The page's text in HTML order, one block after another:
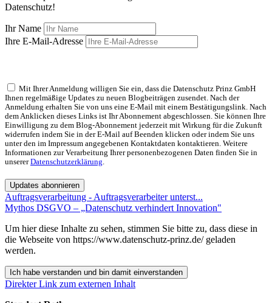
Datenschutz!
Ihr Name
Ihre E-Mail-Adresse
Mit Ihrer Anmeldung willigen Sie ein, dass die Datenschutz Prinz GmbH
Ihnen regelmäßige Updates zu neuen Blogbeiträgen zusendet. Nach der
Anmeldung erhalten Sie von uns eine E-Mail mit einem Bestätigungslink. Nach
dem Anklicken dieses Links ist Ihr Abonnement abgeschlossen. Sie können Ihre
Einwilligung zu dem Blog-Abonnement jederzeit mit Wirkung für die Zukunft
widerrufen indem Sie in der E-Mail auf Beenden klicken oder indem Sie uns
unter den im Impressum angegebenen Kontaktdaten kontaktieren. Weitere
Informationen zur Verarbeitung Ihrer personenbezogenen Daten finden Sie in
unsererDatenschutzerklärung.
Updates abonnieren
Auftragsverarbeitung - Auftragsverarbeiter unterst...
Mythos DSGVO – „Datenschutz verhindert Innovation"
Um hier diese Inhalte zu sehen, stimmen Sie bitte zu, dass diese in
die Webseite von https://www.datenschutz-prinz.de/ geladen
werden.
Ich habe verstanden und bin damit einverstanden
Direkter Link zum externen Inhalt